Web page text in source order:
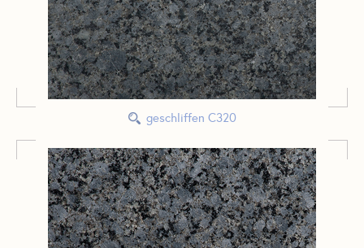
geschliffen C320